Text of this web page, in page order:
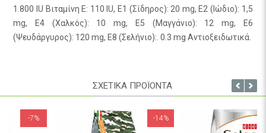
1.800 IU Βιταμίνη Ε: 110 IU, E1 (Σίδηρος): 20 mg, E2 (Ιώδιο): 1,5
mg, E4 (Χαλκός): 10 mg, E5 (Μαγγάνιο): 12 mg, E6
(Ψευδάργυρος): 120 mg, E8 (Σελήνιο):. 0.3 mg Αντιοξειδωτικά.
ΣΧΕΤΙΚΑ ΠΡΟΪΟΝΤΑ
-14%